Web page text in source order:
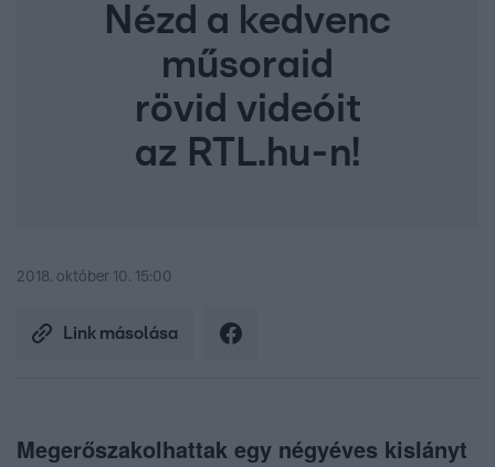
Nézd a kedvenc
műsoraid
rövid videóit
az RTL.hu-n!
2018. október 10. 15:00
Link másolása
Megerőszakolhattak egy négyéves kislányt